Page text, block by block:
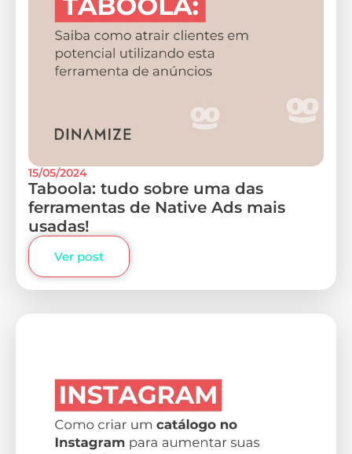
15/05/2024
Taboola: tudo sobre uma das
ferramentas de Native Ads mais
usadas!
Ver post